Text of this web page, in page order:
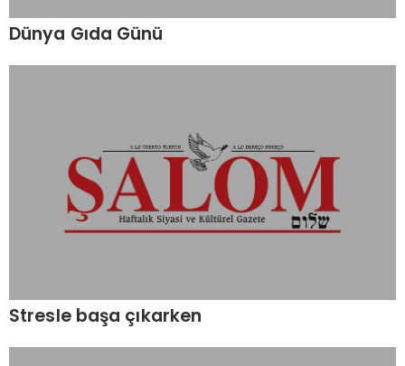
Dünya Gıda Günü
Stresle başa çıkarken